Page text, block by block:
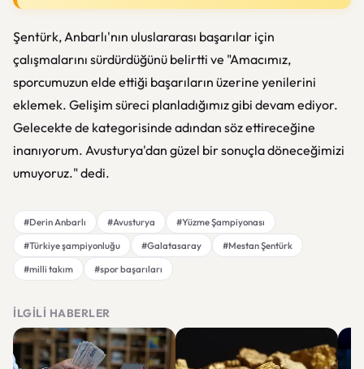
Şentürk, Anbarlı'nın uluslararası başarılar için
çalışmalarını sürdürdüğünü belirtti ve "Amacımız,
sporcumuzun elde ettiği başarıların üzerine yenilerini
eklemek. Gelişim süreci planladığımız gibi devam ediyor.
Gelecekte de kategorisinde adından söz ettireceğine
inanıyorum. Avusturya'dan güzel bir sonuçla döneceğimizi
umuyoruz." dedi.
#Derin Anbarlı #Avusturya
#Yüzme Şampiyonası
#Türkiye şampiyonluğu
#Galatasaray
#Mestan Şentürk
#milli takım
#spor başarıları
İLGILI HABERLER